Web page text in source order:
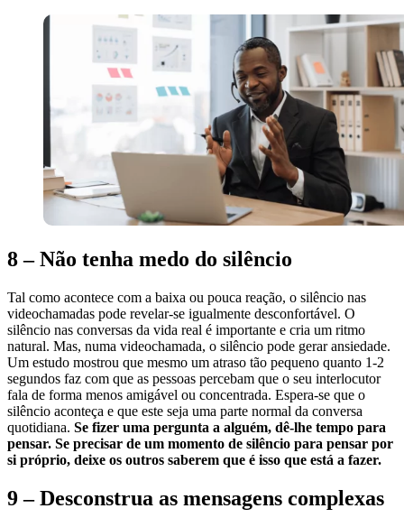
8 – Não tenha medo do silêncio
Tal como acontece com a baixa ou pouca reação, o silêncio nas
videochamadas pode revelar-se igualmente desconfortável. O
silêncio nas conversas da vida real é importante e cria um ritmo
natural. Mas, numa videochamada, o silêncio pode gerar ansiedade.
Um estudo mostrou que mesmo um atraso tão pequeno quanto 1-2
segundos faz com que as pessoas percebam que o seu interlocutor
fala de forma menos amigável ou concentrada. Espera-se que o
silêncio aconteça e que este seja uma parte normal da conversa
quotidiana. Se fizer uma pergunta a alguém, dê-lhe tempo para
pensar. Se precisar de um momento de silêncio para pensar por
si próprio, deixe os outros saberem que é isso que está a fazer.
9 – Desconstrua as mensagens complexas